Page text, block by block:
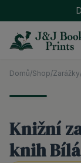
Domů/Shop/Zarážky
Knižní
knih